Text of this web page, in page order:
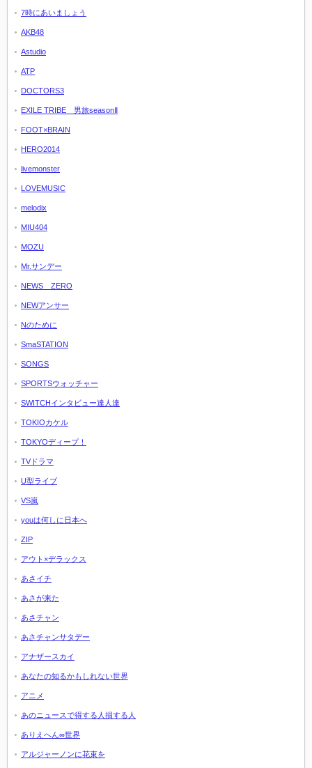
7時にあいましょう
AKB48
Astudio
ATP
DOCTORS3
EXILE TRIBE 男旅seasonⅡ
FOOT×BRAIN
HERO2014
livemonster
LOVEMUSIC
melodix
MIU404
MOZU
Mr.サンデー
NEWS ZERO
NEWアンサー
Nのために
SmaSTATION
SONGS
SPORTSウォッチャー
SWITCHインタビュー達人達
TOKIOカケル
TOKYOディープ！
TVドラマ
U型ライブ
VS嵐
youは何しに日本へ
ZIP
アウト×デラックス
あさイチ
あさが来た
あさチャン
あさチャンサタデー
アナザースカイ
あなたの知るかもしれない世界
アニメ
あのニュースで得する人損する人
ありえへん∞世界
アルジャーノンに花束を